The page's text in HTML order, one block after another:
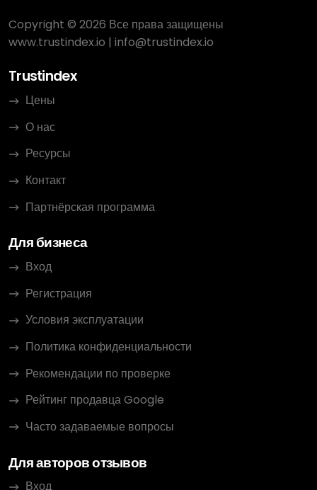
Copyright © 2026 Все права защищены
www.trustindex.io | info@trustindex.io
Trustindex
Цены
О нас
Ресурсы
Контакт
Партнёрская программа
Для бизнеса
Вход
Регистрация
Условия эксплуатации
Политика конфиденциальности
Рекомендации по проверке
Рейтинг продавца Google
Часто задаваемые вопросы
Для авторов отзывов
Вход